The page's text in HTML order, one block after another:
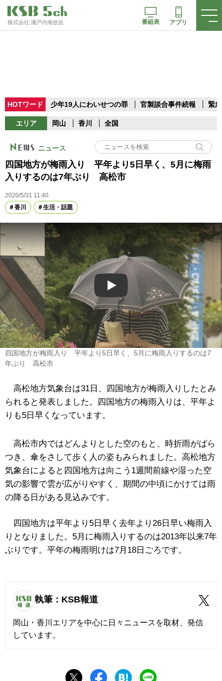
株式会社 瀬戸内海放送 番組表 アプリ
HOTワード 少年19人にわいせつの罪 官製談合事件続報 緊
エリア 岡山 香川 全国
ニュース
四国地方が梅雨入り 平年より5日早く、5月に梅雨
入りするのは7年ぶり 高松市
2020/5/31 11:40
香川
生活・話題
Play
四国地方が梅雨入り 平年より5日早く、5月に梅雨入りするのは7
年ぶり 高松市
高松地方気象台は31日、四国地方が梅雨入りしたとみ
られると発表しました。四国地方の梅雨入りは、平年よ
りも5日早くなっています。
高松市内ではどんよりとした空のもと、時折雨がぱら
つき、傘をさして歩く人の姿もみられました。高松地方
気象台によると四国地方は向こう1週間前線や湿った空
気の影響で雲が広がりやすく、期間の中頃にかけては雨
の降る日がある見込みです。
四国地方は平年より5日早く去年より26日早い梅雨入
りとなりました。5月に梅雨入りするのは2013年以来7年
ぶりです。平年の梅雨明けは7月18日ごろです。
執筆：KSB報道
岡山・香川エリアを中心に日々ニュースを取材、発信
しています。